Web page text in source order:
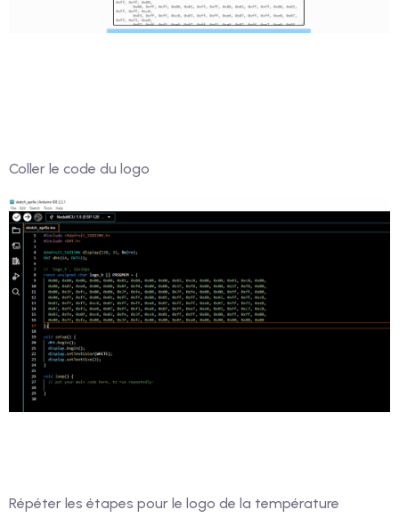
Coller le code du logo
Répéter les étapes pour le logo de la température